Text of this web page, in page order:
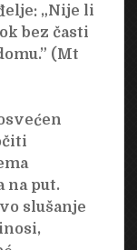
„Nije li
bez časti
(Mt
na put.
slušanje